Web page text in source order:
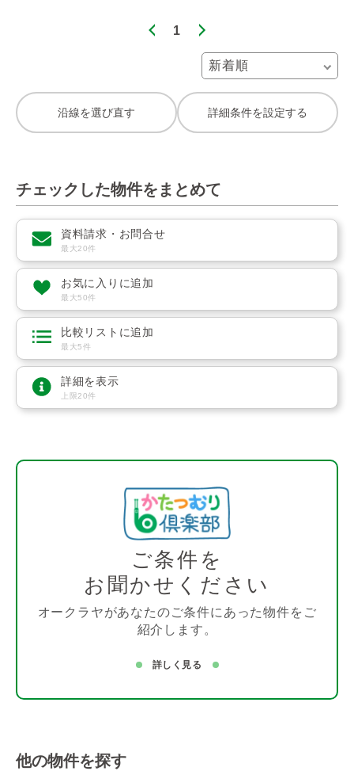
1
沿線を選び直す 詳細条件を設定する
チェックした物件をまとめて
資料請求・お問合せ
最大20件
お気に入りに追加
最大50件
比較リストに追加
最大5件
詳細を表示
上限20件
ご条件を
お聞かせください
オークラヤがあなたのご条件にあった物件をご
紹介します。
詳しく見る
他の物件を探す